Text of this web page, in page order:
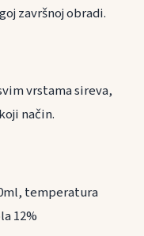
završnoj obradi.
vrstama sireva,
koji način.
temperatura
12%